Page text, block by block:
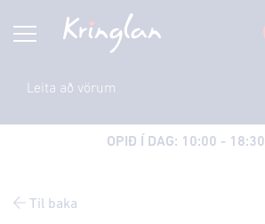
OPIÐ Í DAG: 10:00 - 18:30
Til baka